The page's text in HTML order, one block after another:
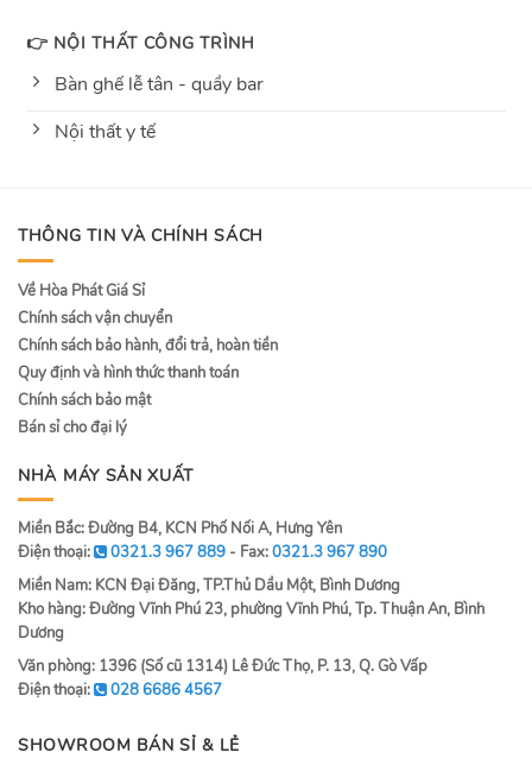
👉 NỘI THẤT CÔNG TRÌNH
Bàn ghế lễ tân - quầy bar
Nội thất y tế
THÔNG TIN VÀ CHÍNH SÁCH
Về Hòa Phát Giá Sỉ
Chính sách vận chuyển
Chính sách bảo hành, đổi trả, hoàn tiền
Quy định và hình thức thanh toán
Chính sách bảo mật
Bán sỉ cho đại lý
NHÀ MÁY SẢN XUẤT
Miền Bắc: Đường B4, KCN Phố Nối A, Hưng Yên
Điện thoại:
0321.3 967 889 - Fax:0321.3 967 890
Miền Nam: KCN Đại Đăng, TP.Thủ Dầu Một, Bình Dương
Kho hàng: Đường Vĩnh Phú 23, phường Vĩnh Phú, Tp. Thuận An, Bình
Dương
Văn phòng: 1396 (Số cũ 1314) Lê Đức Thọ, P. 13, Q. Gò Vấp
Điện thoại:
028 6686 4567
SHOWROOM BÁN SỈ & LẺ